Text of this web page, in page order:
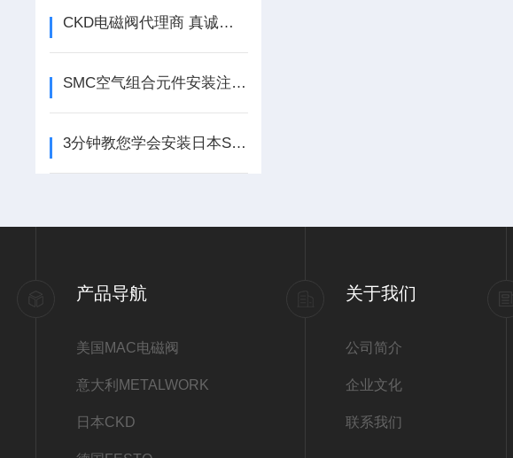
CKD电磁阀代理商 真诚为您服务
SMC空气组合元件安装注意事项
3分钟教您学会安装日本SMC无杆气缸
产品导航
美国MAC电磁阀
意大利METALWORK
日本CKD
关于我们
公司简介
企业文化
联系我们